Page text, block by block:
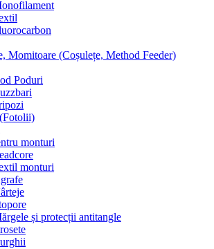
Momitoare (Coșulețe, Method Feeder)
Poduri
monturi
monturi
și protecții antitangle